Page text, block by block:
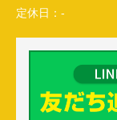
定休日： -